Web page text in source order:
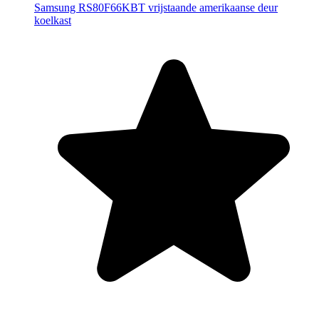
Samsung RS80F66KBT vrijstaande amerikaanse deur
koelkast